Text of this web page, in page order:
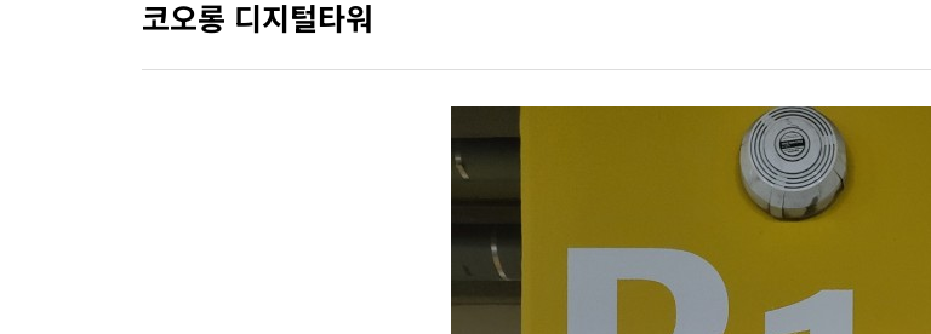
코오롱 디지털타워